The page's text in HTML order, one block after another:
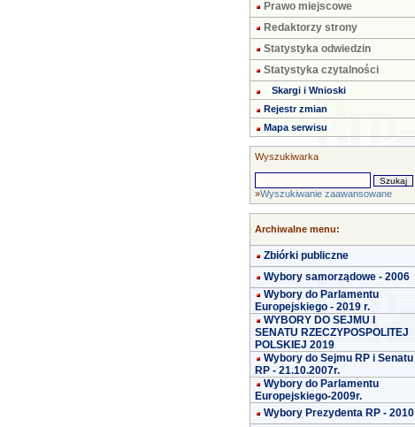
Prawo miejscowe
Redaktorzy strony
Statystyka odwiedzin
Statystyka czytalności
Skargi i Wnioski
Rejestr zmian
Mapa serwisu
Wyszukiwarka
»Wyszukiwanie zaawansowane
Archiwalne menu:
Zbiórki publiczne
Wybory samorządowe - 2006
Wybory do Parlamentu
Europejskiego - 2019 r.
WYBORY DO SEJMU I
SENATU RZECZYPOSPOLITEJ
POLSKIEJ 2019
Wybory do Sejmu RP i Senatu
RP - 21.10.2007r.
Wybory do Parlamentu
Europejskiego-2009r.
Wybory Prezydenta RP - 2010